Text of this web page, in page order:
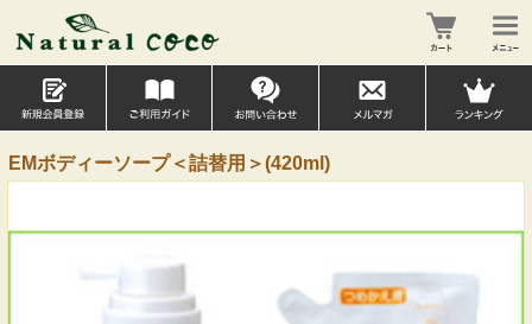
EMボディーソープ＜詰替用＞(420ml)